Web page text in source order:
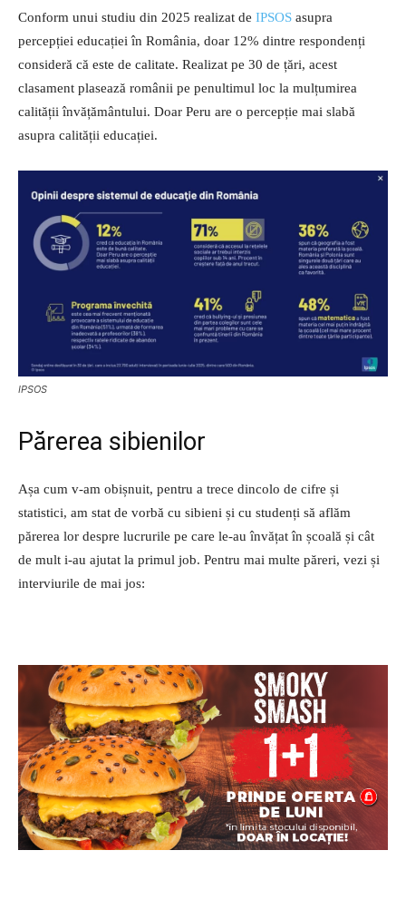
Conform unui studiu din 2025 realizat de IPSOS asupra
percepției educației în România, doar 12% dintre respondenți
consideră că este de calitate. Realizat pe 30 de țări, acest
clasament plasează românii pe penultimul loc la mulțumirea
calității învățământului. Doar Peru are o percepție mai slabă
asupra calității educației.
IPSOS
Părerea sibienilor
Așa cum v-am obișnuit, pentru a trece dincolo de cifre și
statistici, am stat de vorbă cu sibieni și cu studenți să aflăm
părerea lor despre lucrurile pe care le-au învățat în școală și cât
de mult i-au ajutat la primul job. Pentru mai multe păreri, vezi și
interviurile de mai jos: